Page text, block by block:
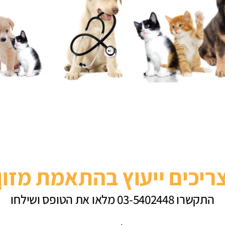
ייעוץ בהתאמת
התקשרו 03-5402448 מלאו את הטופס ושילחו